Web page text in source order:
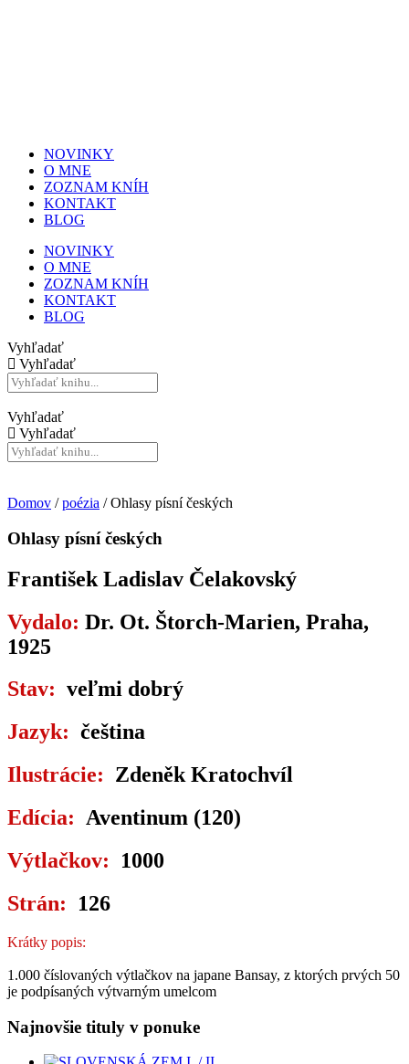
NOVINKY
O MNE
ZOZNAM KNÍH
KONTAKT
BLOG
NOVINKY
O MNE
ZOZNAM KNÍH
KONTAKT
BLOG
Vyhľadať
Vyhľadať
Vyhľadať
Vyhľadať
Domov /poézia / Ohlasy písní českých
Ohlasy písní českých
František Ladislav Čelakovský
Vydalo: Dr. Ot. Štorch-Marien, Praha,
1925
Stav: veľmi dobrý
Jazyk: čeština
Ilustrácie: Zdeněk Kratochvíl
Edícia: Aventinum (120)
Výtlačkov: 1000
Strán: 126
Krátky popis:
1.000 číslovaných výtlačkov na japane Bansay, z ktorých prvých 50
je podpísaných výtvarným umelcom
Najnovšie tituly v ponuke